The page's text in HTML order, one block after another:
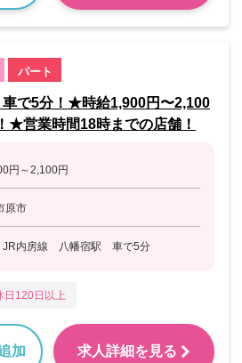
パート
車で5分！★時給1,900円〜2,100
★営業時間18時までの店舗！
円～2,100円
原市
JR内房線 八幡宿駅 車で5分
日120日以上
加 求人詳細を見る